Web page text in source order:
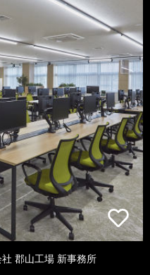
郡山工場 新事務所